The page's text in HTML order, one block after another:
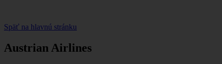
Späť na hlavnú stránku
Austrian Airlines